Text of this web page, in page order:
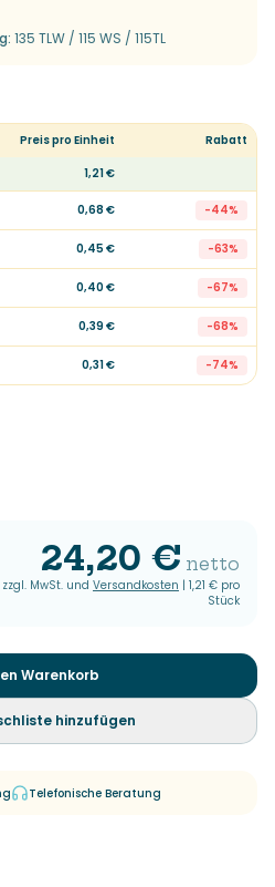
: 135 TLW / 115 WS / 115TL
Preis pro Einheit
Rabatt
1,21 €
0,68 € -44%
0,45 € -63%
0,40 € -67%
0,39 € -68%
0,31 € -74%
24,20 € netto
zzgl. MwSt. und Versandkosten | 1,21 € pro
Stück
Warenkorb
hinzufügen
Telefonische Beratung